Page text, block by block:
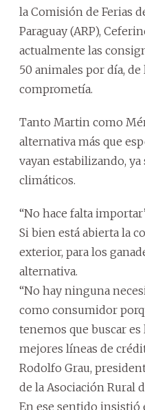
la Comisión de Ferias
Paraguay (ARP),
actualmente las
50 animales por día, de
comprometía.
Tanto Martin como
alternativa más que
vayan estabilizando,
climáticos.
“No hace falta
Si bien está abierta la
exterior, para los
alternativa.
“No hay ninguna
como consumidor
tenemos que buscar
mejores líneas de
Rodolfo Grau,
de la Asociación Rural
En ese sentido insistió